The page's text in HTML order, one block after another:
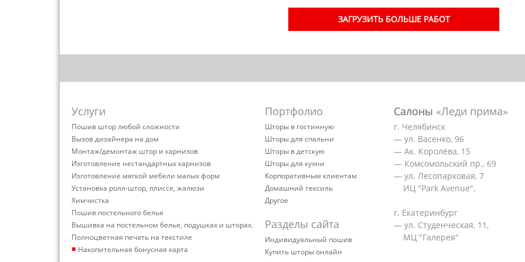
ЗАГРУЗИТЬ БОЛЬШЕ РАБОТ
Услуги
Пошив штор любой сложности
Вызов дизайнера на дом
Монтаж/демонтаж штор и карнизов
Изготовление нестандартных карнизов
Изготовление мягкой мебели малых форм
Установка ролл-штор, плиссе, жалюзи
Химчистка
Пошив постельного белья
Вышивка на постельном белье, подушках и шторах.
Полноцветная печать на текстиле
▪ Накопительная бонусная карта
Портфолио
Шторы в гостинную
Шторы для спальни
Шторы в детскую
Шторы для кухни
Корпоративным клиентам
Домашний тексиль
Другое
Разделы сайта
Индивидуальный пошив
Купить шторы онлайн
Салоны «Леди прима»
г. Челябинск
— ул. Васенко, 96
— Ак. Королёва, 15
— Комсомольский пр., 69
— ул. Лесопарковая, 7
ИЦ "Park Avenue",
г. Екатеринбург
— ул. Студенческая, 11,
МЦ "Галерея"